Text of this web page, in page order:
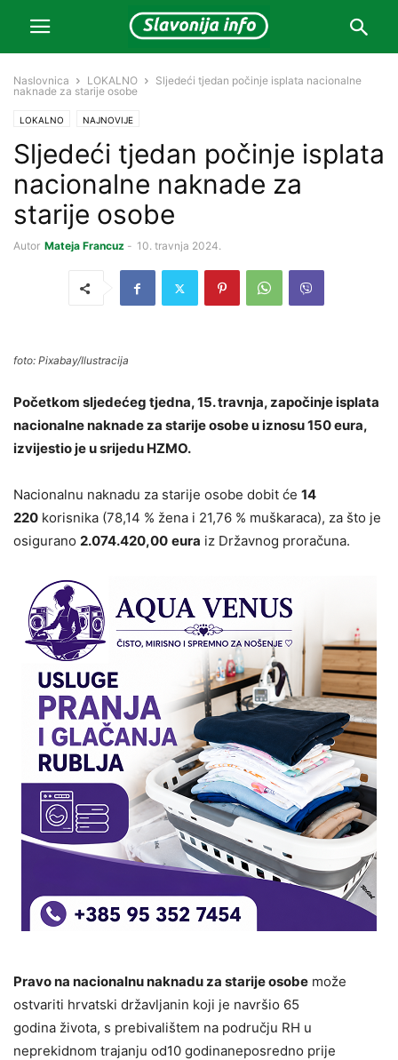
Naslovnica LOKALNO
Sljedeći tjedan počinje isplata nacionalne
naknade za starije osobe
LOKALNO NAJNOVIJE
Sljedeći tjedan počinje isplata
nacionalne naknade za
starije osobe
Autor Mateja Francuz - 10. travnja 2024.
foto: Pixabay/Ilustracija
Početkom sljedećeg tjedna, 15. travnja, započinje isplata
nacionalne naknade za starije osobe u iznosu 150 eura,
izvijestio je u srijedu HZMO.
Nacionalnu naknadu za starije osobe dobit će 14
220 korisnika (78,14 % žena i 21,76 % muškaraca), za što je
osigurano 2.074.420,00 eura iz Državnog proračuna.
Pravo na nacionalnu naknadu za starije osobe može
ostvariti hrvatski državljanin koji je navršio 65
godina života, s prebivalištem na području RH u
neprekidnom trajanju od10 godinaneposredno prije